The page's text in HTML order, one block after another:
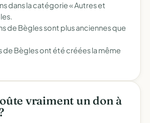
dans la catégorie « Autres et
de Bègles sont plus anciennes que 
de Bègles ont été créées la même
vraiment un don à 